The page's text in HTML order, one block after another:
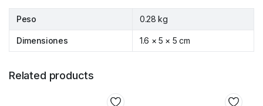
Peso 0.28 kg
Dimensiones 1.6 × 5 × 5 cm
Related products